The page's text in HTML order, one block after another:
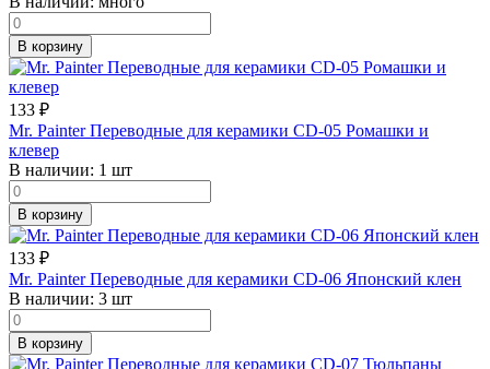
В корзину
133 ₽
Mr. Painter Переводные для керамики CD-05 Ромашки и
клевер
В наличии: 1 шт
В корзину
133 ₽
Mr. Painter Переводные для керамики CD-06 Японский клен
В наличии: 3 шт
В корзину